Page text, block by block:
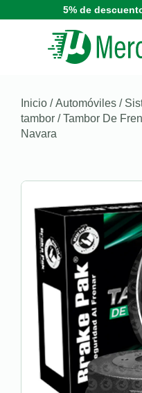
5% de
Inicio /Automóviles /
tambor / Tambor De
Navara